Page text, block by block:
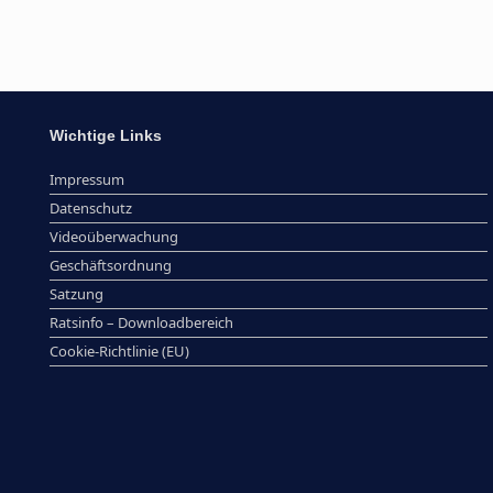
Wichtige Links
Impressum
Datenschutz
Videoüberwachung
Geschäftsordnung
Satzung
Ratsinfo – Downloadbereich
Cookie-Richtlinie (EU)